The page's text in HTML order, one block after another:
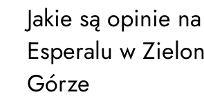
Jakie są opinie
Esperalu w
Górze